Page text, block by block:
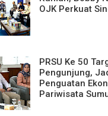
OJK Perkuat
PRSU Ke 50
Pengunjung,
Penguatan
Pariwisata